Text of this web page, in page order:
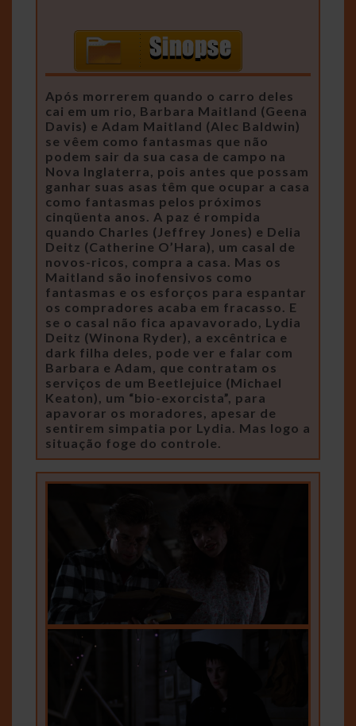
Após morrerem quando o carro deles
cai em um rio, Barbara Maitland (Geena
Davis) e Adam Maitland (Alec Baldwin)
se vêem como fantasmas que não
podem sair da sua casa de campo na
Nova Inglaterra, pois antes que possam
ganhar suas asas têm que ocupar a casa
como fantasmas pelos próximos
cinqüenta anos. A paz é rompida
quando Charles (Jeffrey Jones) e Delia
Deitz (Catherine O’Hara), um casal de
novos-ricos, compra a casa. Mas os
Maitland são inofensivos como
fantasmas e os esforços para espantar
os compradores acaba em fracasso. E
se o casal não fica apavavorado, Lydia
Deitz (Winona Ryder), a excêntrica e
dark filha deles, pode ver e falar com
Barbara e Adam, que contratam os
serviços de um Beetlejuice (Michael
Keaton), um “bio-exorcista”, para
apavorar os moradores, apesar de
sentirem simpatia por Lydia. Mas logo a
situação foge do controle.